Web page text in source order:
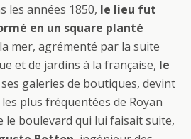
les années 1850, le lieu fut
en un square planté
mer, agrémenté par la suite
et de jardins à la française, le
ses galeries de boutiques, devint
plus fréquentées de Royan
le boulevard qui lui faisait suite,